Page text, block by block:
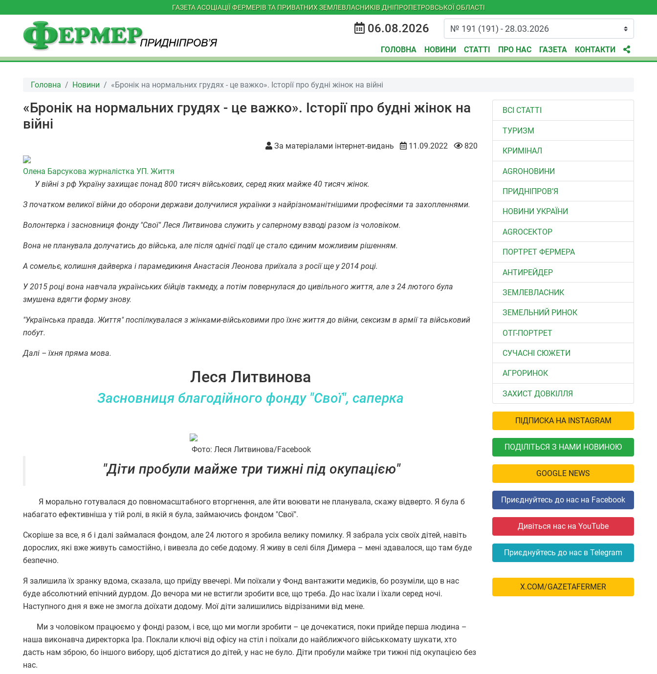
ГАЗЕТА АСОЦІАЦІЇ ФЕРМЕРІВ ТА ПРИВАТНИХ ЗЕМЛЕВЛАСНИКІВ ДНІПРОПЕТРОВСЬКОЇ ОБЛАСТІ
06.08.2026
ГОЛОВНА НОВИНИ СТАТТІ ПРО НАС ГАЗЕТА КОНТАКТИ
Головна Новини «Бронік на нормальних грудях - це важко». Історії про будні жінок на війні
«Бронік на нормальних грудях - це важко». Історії про будні жінок на
війні
За матеріалами інтернет-видань 11.09.2022 820
Олена Барсукова журналістка УП. Життя
У війні з рф Україну захищає понад 800 тисяч військових, серед яких майже 40 тисяч жінок.
З початком великої війни до оборони держави долучилися українки з найрізноманітнішими професіями та захопленнями.
Волонтерка і засновниця фонду "Свої" Леся Литвинова служить у саперному взводі разом із чоловіком.
Вона не планувала долучатись до війська, але після однієї події це стало єдиним можливим рішенням.
А сомельє, колишня дайверка і парамедикиня Анастасія Леонова приїхала з росії ще у 2014 році.
У 2015 році вона навчала українських бійців такмеду, а потім повернулася до цивільного життя, але з 24 лютого була
змушена вдягти форму знову.
"Українська правда. Життя" поспілкувалася з жінками-військовими про їхнє життя до війни, сексизм в армії та військовий
побут.
Далі – їхня пряма мова.
Леся Литвинова
Засновниця благодійного фонду "Свої", саперка
Фото: Леся Литвинова/Facebook
"Діти пробули майже три тижні під окупацією"
Я морально готувалася до повномасштабного вторгнення, але йти воювати не планувала, скажу відверто. Я була б
набагато ефективніша у тій ролі, в якій я була, займаючись фондом "Свої".
Скоріше за все, я б і далі займалася фондом, але 24 лютого я зробила велику помилку. Я забрала усіх своїх дітей, навіть
дорослих, які вже живуть самостійно, і вивезла до себе додому. Я живу в селі біля Димера – мені здавалося, що там буде
безпечно.
Я залишила їх зранку вдома, сказала, що приїду ввечері. Ми поїхали у Фонд вантажити медиків, бо розуміли, що в нас
буде абсолютний епічний дурдом. До вечора ми не встигли зробити все, що треба. До нас їхали і їхали серед ночі.
Наступного дня я вже не змогла доїхати додому. Мої діти залишились відрізаними від мене.
Ми з чоловіком працюємо у фонді разом, і все, що ми могли зробити – це дочекатися, поки прийде перша людина –
наша виконавча директорка Іра. Поклали ключі від офісу на стіл і поїхали до найближчого військкомату шукати, хто
дасть нам зброю, бо іншого вибору, щоб дістатися до дітей, у нас не було. Діти пробули майже три тижні під окупацією без
нас.
ВСІ СТАТТІ
ТУРИЗМ
КРИМІНАЛ
AGROНОВИНИ
ПРИДНІПРОВ’Я
НОВИНИ УКРАЇНИ
АGROСЕКТОР
ПОРТРЕТ ФЕРМЕРА
АНТИРЕЙДЕР
ЗЕМЛЕВЛАСНИК
ЗЕМЕЛЬНИЙ РИНОК
ОТГ-ПОРТРЕТ
СУЧАСНІ СЮЖЕТИ
АГРОРИНОК
ЗАХИСТ ДОВКІЛЛЯ
ПІДПИСКА НА INSTAGRAM
ПОДІЛІТЬСЯ З НАМИ НОВИНОЮ
GOOGLE NEWS
Приєднуйтесь до нас на Facebook
Дивіться нас на YouTube
Приєднуйтесь до нас в Telegram
X.COM/GAZETAFERMER